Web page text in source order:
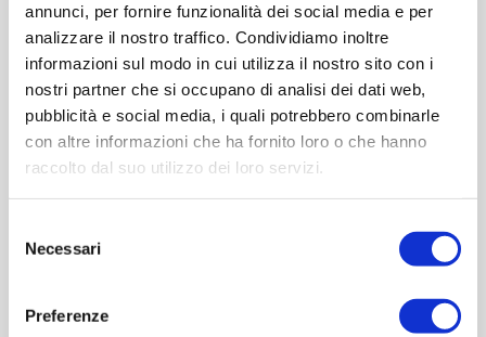
annunci, per fornire funzionalità dei social media e per
analizzare il nostro traffico. Condividiamo inoltre
informazioni sul modo in cui utilizza il nostro sito con i
nostri partner che si occupano di analisi dei dati web,
pubblicità e social media, i quali potrebbero combinarle
con altre informazioni che ha fornito loro o che hanno
raccolto dal suo utilizzo dei loro servizi.
delNecessari
Preferenze
Ottagonale 309 ml
Contattaci
ACQUISTA
Ottagonale 106 ml
Contattaci
ACQUISTA